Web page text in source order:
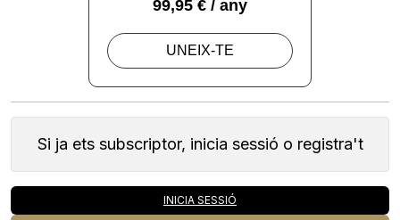
Si ja ets subscriptor, inicia sessió o registra't
INICIA SESSIÓ